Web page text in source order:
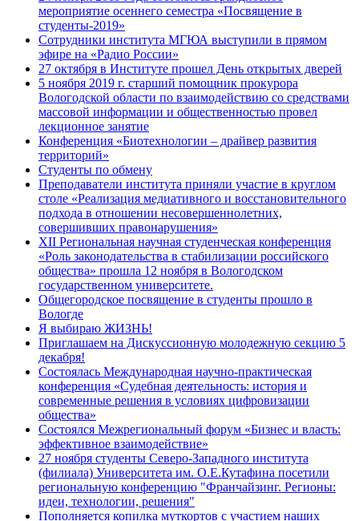
мероприятие осеннего семестра «Посвящение в
студенты-2019»
Сотрудники института МГЮА выступили в прямом
эфире на «Радио России»
27 октября в Институте прошел День открытых дверей
5 ноября 2019 г. старший помощник прокурора
Вологодской области по взаимодействию со средствами
массовой информации и общественностью провел
лекционное занятие
Конференция «Биотехнологии – драйвер развития
территорий»
Студенты по обмену
Преподаватели института приняли участие в круглом
столе «Реализация медиативного и восстановительного
подхода в отношении несовершеннолетних,
совершивших правонарушения»
XII Региональная научная студенческая конференция
«Роль законодательства в стабилизации российского
общества» прошла 12 ноября в Вологодском
государственном университете.
Общегородское посвящение в студенты прошло в
Вологде
Я выбираю ЖИЗНЬ!
Приглашаем на Дискуссионную молодежную секцию 5
декабря!
Состоялась Международная научно-практическая
конференция «Судебная деятельность: история и
современные решения в условиях цифровизации
общества»
Состоялся Межрегиональный форум «Бизнес и власть:
эффективное взаимодействие»
27 ноября студенты Северо-Западного института
(филиала) Университета им. О.Е.Кутафина посетили
региональную конференцию "Франчайзинг. Регионы:
идеи, технологии, решения"
Пополняется копилка муткортов с участием наших